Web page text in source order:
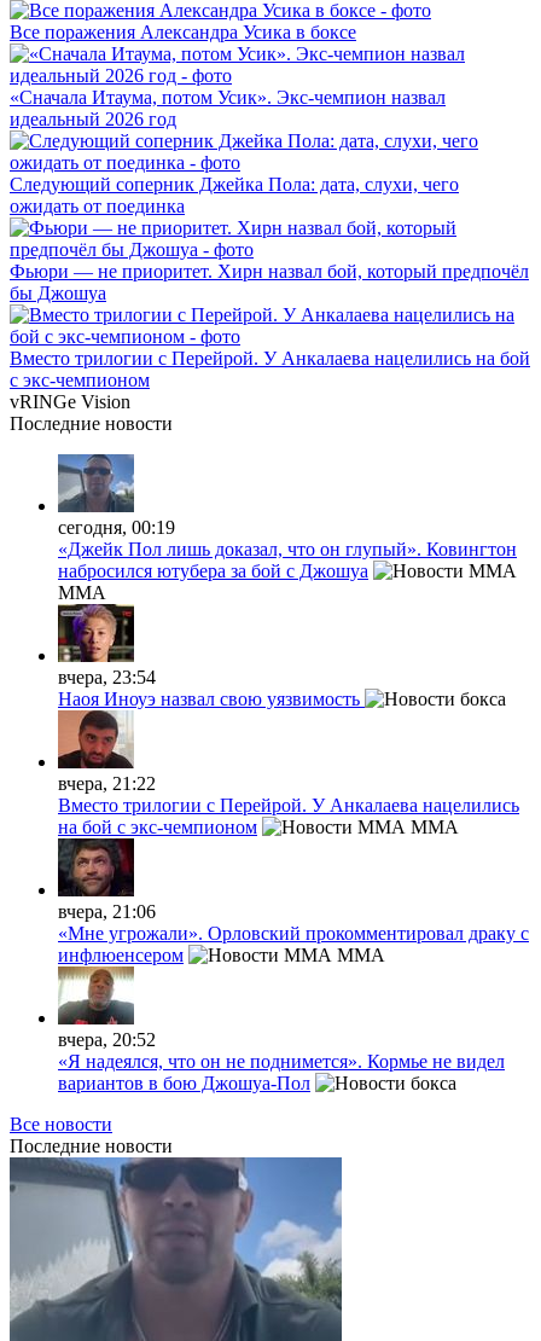
Все поражения Александра Усика в боксе
«Сначала Итаума, потом Усик». Экс-чемпион назвал
идеальный 2026 год
Следующий соперник Джейка Пола: дата, слухи, чего
ожидать от поединка
Фьюри — не приоритет. Хирн назвал бой, который предпочёл
бы Джошуа
Вместо трилогии с Перейрой. У Анкалаева нацелились на бой
с экс-чемпионом
vRINGe Vision
Последние новости
сегодня, 00:19
«Джейк Пол лишь доказал, что он глупый». Ковингтон
набросился ютубера за бой с Джошуа
MMA
вчера, 23:54
Наоя Иноуэ назвал свою уязвимость
вчера, 21:22
Вместо трилогии с Перейрой. У Анкалаева нацелились
на бой с экс-чемпионом
MMA
вчера, 21:06
«Мне угрожали». Орловский прокомментировал драку с
инфлюенсером
MMA
вчера, 20:52
«Я надеялся, что он не поднимется». Кормье не видел
вариантов в бою Джошуа-Пол
Все новости
Последние новости